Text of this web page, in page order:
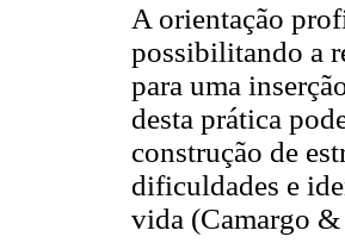
A orientação
possibilitando a
para uma
desta prática
construção de
dificuldades e
vida (Camargo